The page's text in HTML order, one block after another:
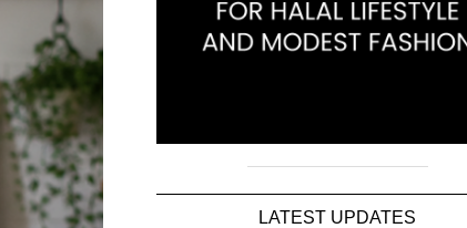
LATEST UPDATES